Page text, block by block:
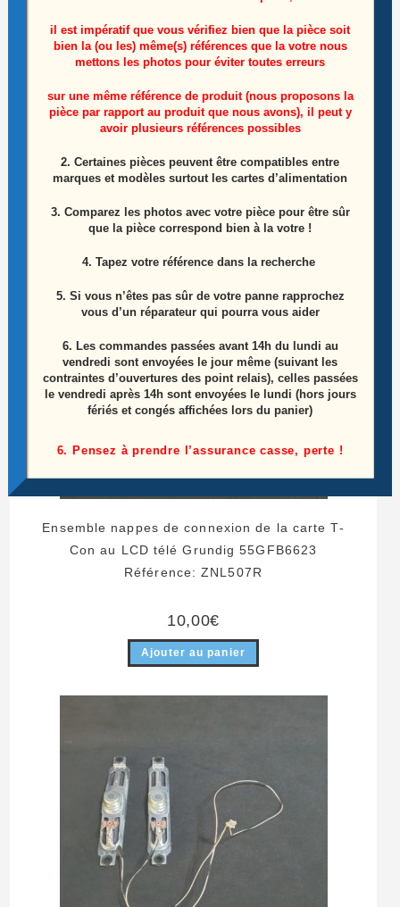
Ensemble vis télé Grundig 55GFB6623
5,00€
Ensemble nappes de connexion de la carte T-
Con au LCD télé Grundig 55GFB6623
Référence: ZNL507R
10,00€
Ajouter au panier
il est impératif que vous vérifiez bien que la pièce soit
bien la (ou les) même(s) références que la votre nous
mettons les photos pour éviter toutes erreurs
sur une même référence de produit (nous proposons la
pièce par rapport au produit que nous avons), il peut y
avoir plusieurs références possibles
2. Certaines pièces peuvent être compatibles entre
marques et modèles surtout les cartes d’alimentation
3. Comparez les photos avec votre pièce pour être sûr
que la pièce correspond bien à la votre !
4. Tapez votre référence dans la recherche
5. Si vous n’êtes pas sûr de votre panne rapprochez
vous d’un réparateur qui pourra vous aider
6. Les commandes passées avant 14h du lundi au
vendredi sont envoyées le jour même (suivant les
contraintes d’ouvertures des point relais), celles passées
le vendredi après 14h sont envoyées le lundi (hors jours
fériés et congés affichées lors du panier)
6. Pensez à prendre l’assurance casse, perte !